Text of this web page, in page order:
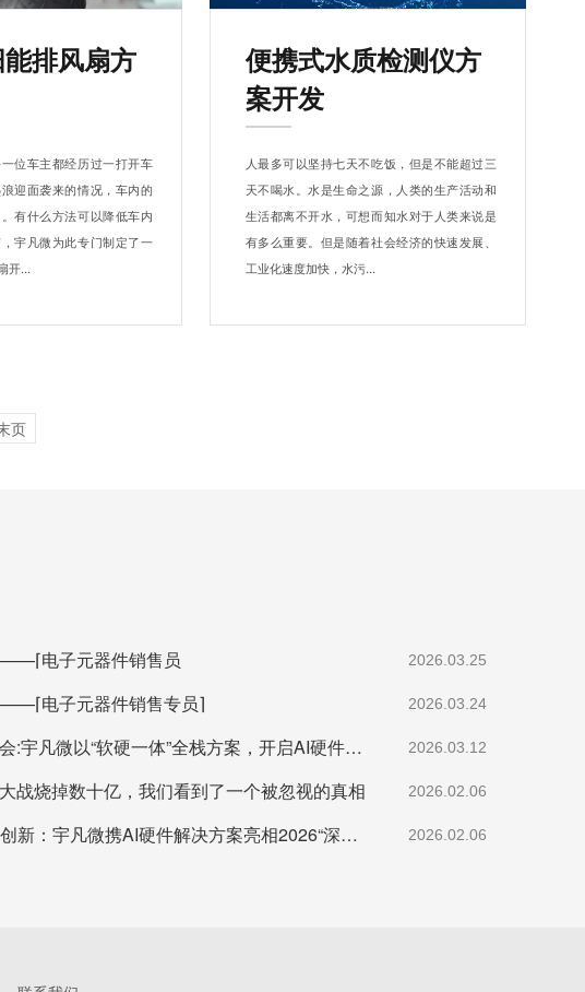
排风扇方
位车主都经历过一打开车
迎面袭来的情况，车内的
有什么方法可以降低车内
宇凡微为此专门制定了一
开...
便携式水质检测仪方
案开发
人最多可以坚持七天不吃饭，但是不能超过三
天不喝水。水是生命之源，人类的生产活动和
生活都离不开水，可想而知水对于人类来说是
有多么重要。但是随着社会经济的快速发展、
工业化速度加快，水污...
页
电子元器件销售员 2026.03.25
电子元器件销售专员⌉ 2026.03.24
智见AI峰会:宇凡微以“软硬一体”全栈方案，开启AI硬件落地加速度 2026.03.12
战烧掉数十亿，我们看到了一个被忽视的真相 2026.02.06
赋能场景创新：宇凡微携AI硬件解决方案亮相2026“深港同心·罗湖创景”场景创新大会! 2026.02.06